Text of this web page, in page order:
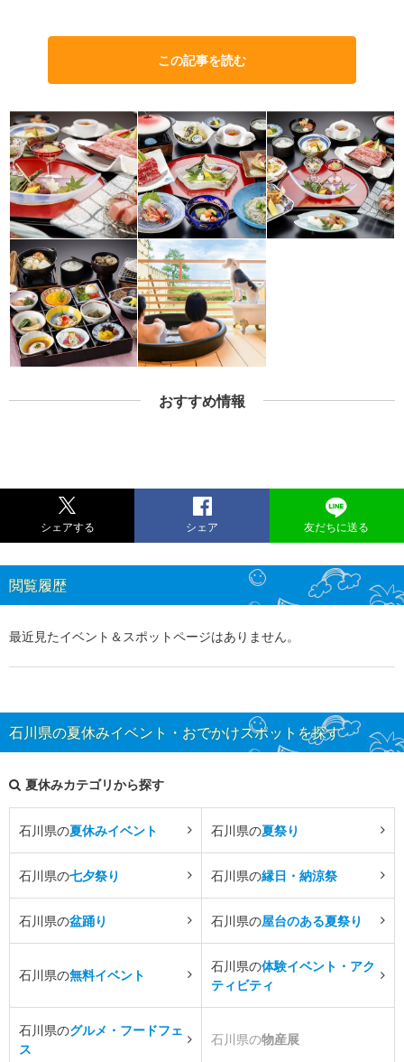
この記事を読む
おすすめ情報
シェアする シェア 友だちに送る
閲覧履歴
最近見たイベント＆スポットページはありません。
石川県の夏休みイベント・おでかけスポットを探す
夏休みカテゴリから探す
石川県の夏休みイベント 石川県の夏祭り
石川県の七夕祭り 石川県の縁日・納涼祭
石川県の盆踊り 石川県の屋台のある夏祭り
石川県の無料イベント
石川県の体験イベント・アク
ティビティ
石川県のグルメ・フードフェ
ス
石川県の物産展